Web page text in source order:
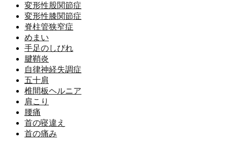
変形性股関節症
変形性膝関節症
脊柱管狭窄症
めまい
手足のしびれ
腱鞘炎
自律神経失調症
五十肩
椎間板ヘルニア
肩こり
腰痛
首の寝違え
首の痛み